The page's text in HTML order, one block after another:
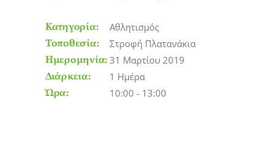
Κατηγορία: Αθλητισμός
Τοποθεσία: Στροφή Πλατανάκια
Ημερομηνία: 31 Μαρτίου 2019
Διάρκεια: 1 Ημέρα
Ώρα: 10:00 - 13:00